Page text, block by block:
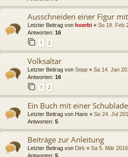
Ausschneiden einer Figur
Letzter Beitrag von hoerbi « So 19. Feb
Antworten: 16
1 2
Volksaltar
Letzter Beitrag von Sepp « Sa 14. Jan
Antworten: 16
1 2
Ein Buch mit einer
Letzter Beitrag von Hans « So 24. Jul
Antworten: 5
Beiträge zur Anleitung
Letzter Beitrag von Dirk « Sa 5. Mär
Antworten: 5